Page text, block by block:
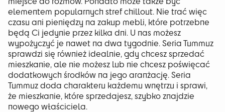
elementem popularnych stref chillout. Nie trać więc
czasu ani pieniędzy na zakup mebli, które potrzebne
będą Ci jedynie przez kilka dni. U nas możesz
wypożyczyć je nawet na dwa tygodnie. Seria Tummuz
sprawdzi się również idealnie, gdy chcesz sprzedać
mieszkanie, ale nie możesz lub nie chcesz poświęcać
dodatkowych środków na jego aranżację. Seria
Tummuz doda charakteru każdemu wnętrzu i sprawi,
że mieszkanie, które sprzedajesz, szybko znajdzie
nowego właściciela.